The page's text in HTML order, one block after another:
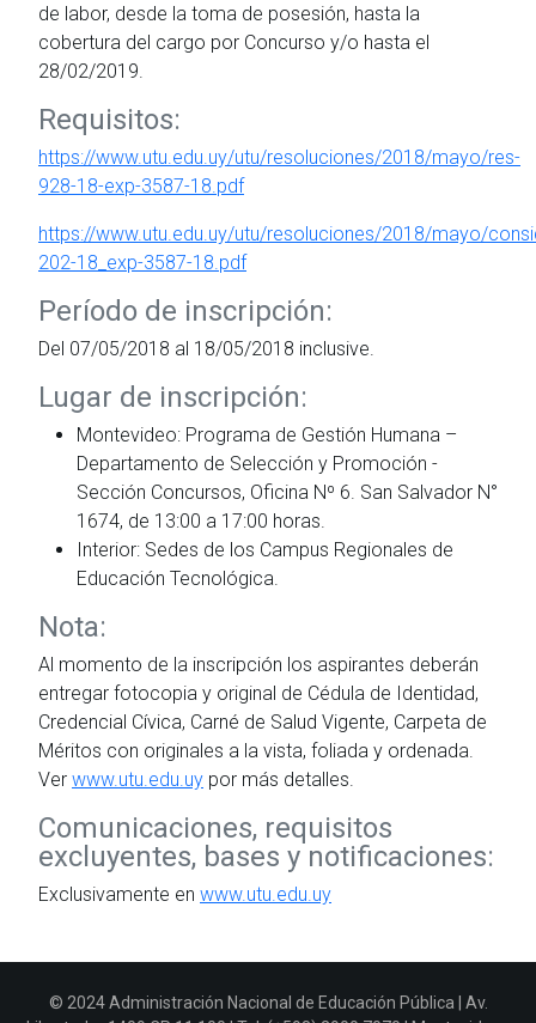
de labor, desde la toma de posesión, hasta la
cobertura del cargo por Concurso y/o hasta el
28/02/2019.
Requisitos:
https://www.utu.edu.uy/utu/resoluciones/2018/mayo/res-
928-18-exp-3587-18.pdf
https://www.utu.edu.uy/utu/resoluciones/2018/mayo/
202-18_exp-3587-18.pdf
Período de inscripción:
Del 07/05/2018 al 18/05/2018 inclusive.
Lugar de inscripción:
Montevideo: Programa de Gestión Humana –
Departamento de Selección y Promoción -
Sección Concursos, Oficina Nº 6. San Salvador N°
1674, de 13:00 a 17:00 horas.
Interior: Sedes de los Campus Regionales de
Educación Tecnológica.
Nota:
Al momento de la inscripción los aspirantes deberán
entregar fotocopia y original de Cédula de Identidad,
Credencial Cívica, Carné de Salud Vigente, Carpeta de
Méritos con originales a la vista, foliada y ordenada.
Ver www.utu.edu.uy por más detalles.
Comunicaciones, requisitos
excluyentes, bases y notificaciones:
Exclusivamente en www.utu.edu.uy
© 2024 Administración Nacional de Educación Pública | Av.